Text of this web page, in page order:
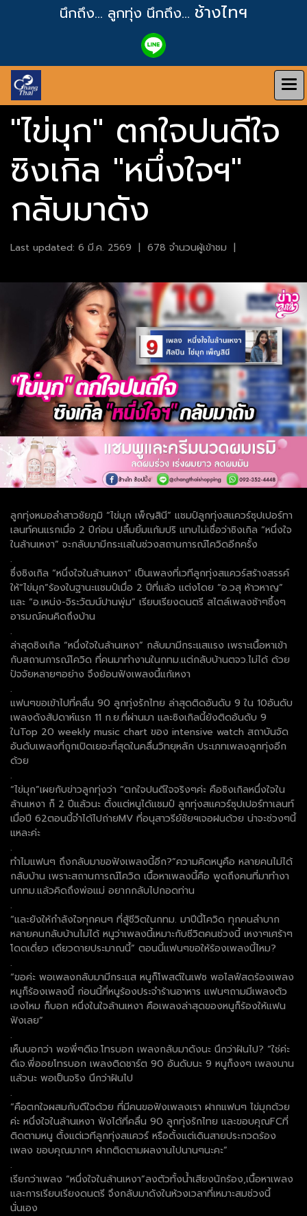
นึกถึง... ลูกทุ่ง นึกถึง... ช้างไทฯ
"ไข่มุก" ตกใจปนดีใจ
ซิงเกิล "หนึ่งใจฯ"
กลับมาดัง
Last updated: 6 มี.ค. 2569 | 678 จำนวนผู้เข้าชม |
ลูกทุ่งหมอลำสาวชัยภูมิ “ไข่มุก เพ็ญสินี” แชมป์ลูกทุ่งสแควร์ซุปเปอร์ทา
เลนท์คนแรกเมื่อ 2 ปีก่อน ปลื้มยิ้มแก้มปริ แทบไม่เชื่อว่าซิงเกิล “หนึ่งใจ
ในล้านเหงา” จะกลับมามีกระแสในช่วงสถานการณ์โควิดอีกครั้ง
.
ซึ่งซิงเกิล “หนึ่งใจในล้านเหงา” เป็นเพลงที่เวทีลูกทุ่งสแควร์สร้างสรรค์
ให้“ไข่มุก”ร้องในฐานะแชมป์เมื่อ 2 ปีที่แล้ว แต่งโดย “อ.วสุ ห้าวหาญ”
และ “อ.เหน่ง-จิระวัฒน์ปานพุ่ม” เรียบเรียงดนตรี สไตล์เพลงช้าๆซึ้งๆ
อารมณ์คนคิดถึงบ้าน
.
ล่าสุดซิงเกิล “หนึ่งใจในล้านเหงา” กลับมามีกระแสแรง เพราะเนื้อหาเข้า
กับสถานการณ์โควิด ที่คนมาทำงานในกทม.แต่กลับบ้านตจว.ไม่ได้ ด้วย
ปัจจัยหลายๆอย่าง จึงย้อนฟังเพลงนี้แก้เหงา
.
แฟนๆขอเข้าไปที่คลื่น 90 ลูกทุ่งรักไทย ล่าสุดติดอันดับ 9 ใน 10อันดับ
เพลงดังสัปดาห์แรก 11 ก.ย.ที่ผ่านมา และซิงเกิลนี้ยังติดอันดับ 9
ในTop 20 weekly music chart ของ intensive watch สถาบันจัด
อันดับเพลงที่ถูกเปิดเยอะที่สุดในคลื่นวิทยุหลัก ประเภทเพลงลูกทุ่งอีก
ด้วย
.
“ไข่มุก”เผยกับข่าวลูกทุ่งว่า “ตกใจปนดีใจจริงๆค่ะ คือซิงเกิลหนึ่งใจใน
ล้านเหงา ก็ 2 ปีแล้วนะ ตั้งแต่หนูได้แชมป์ ลูกทุ่งสแควร์ซุปเปอร์ทาเลนท์
เมื่อปี 62ตอนนี้จำได้ไปถ่ายMV ที่อนุสาวรีย์ชัยฯเจอฝนด้วย น่าจะช่วงๆนี้
แหละค่ะ
.
ทำไมแฟนๆ ถึงกลับมาขอฟังเพลงนี้อีก?”ความคิดหนูคือ หลายคนไม่ได้
กลับบ้าน เพราะสถานการณ์โควิด เนื้อหาเพลงนี้คือ พูดถึงคนที่มาทำงา
นกทม.แล้วคิดถึงพ่อแม่ อยากกลับไปกอดท่าน
.
“และยังให้กำลังใจทุกคนๆ ที่สู้ชีวิตในกทม. มาปีนี้โควิด ทุกคนลำบาก
หลายคนกลับบ้านไม่ได้ หนูว่าเพลงนี้เหมาะกับชีวิตคนช่วงนี้ เหงาๆเศร้าๆ
โดดเดี่ยว เดียวดายประมาณนี้” ตอนนี้แฟนๆขอให้ร้องเพลงนี้ไหม?
.
“ขอค่ะ พอเพลงกลับมามีกระแส หนูก็โพสต์ในเฟซ พอไลฟ์สดร้องเพลง
หนูก็ร้องเพลงนี้ ก่อนนี้ที่หนูร้องประจำร้านอาหาร แฟนๆถามมีเพลงตัว
เองไหม ก็บอก หนึ่งในใจล้านเหงา คือเพลงล่าสุดของหนูก็ร้องให้แฟน
ฟังเลย”
.
เห็นบอกว่า พอพี่ๆดีเจ.โทรบอก เพลงกลับมาดังนะ นึกว่าฝันไป? “ใช่ค่ะ
ดีเจ.พี่ออยโทรบอก เพลงติดชาร์ต 90 อันดับนะ 9 หนูก็งงๆ เพลงนาน
แล้วนะ พอเป็นจริง นึกว่าฝันไป
.
“คือตกใจผสมกับดีใจด้วย ที่มีคนขอฟังเพลงเรา ฝากแฟนๆ ไข่มุกด้วย
ค่ะ หนึ่งใจในล้านเหงา ฟังได้ที่คลื่น 90 ลูกทุ่งรักไทย และขอบคุณFCที่
ติดตามหนู ตั้งแต่เวทีลูกทุ่งสแควร์ หรือตั้งแต่เดินสายประกวดร้อง
เพลง ขอบคุณมากๆ ฝากติดตามผลงานไปนานๆนะคะ”
.
เรียกว่าเพลง “หนึ่งใจในล้านเหงา”ลงตัวทั้งน้ำเสียงนักร้อง,เนื้อหาเพลง
และการเรียบเรียงดนตรี จึงกลับมาดังในห้วงเวลาที่เหมาะสมช่วงนี้
นั่นเอง